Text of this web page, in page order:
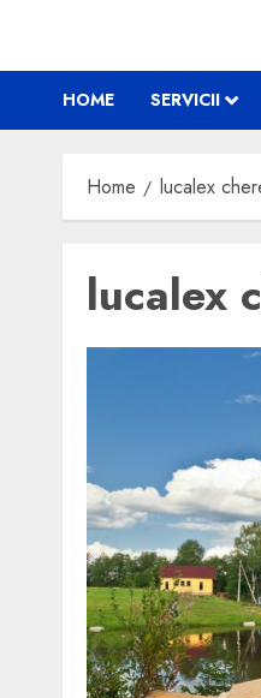
HOME SERVICII
Home lucalex
lucalex